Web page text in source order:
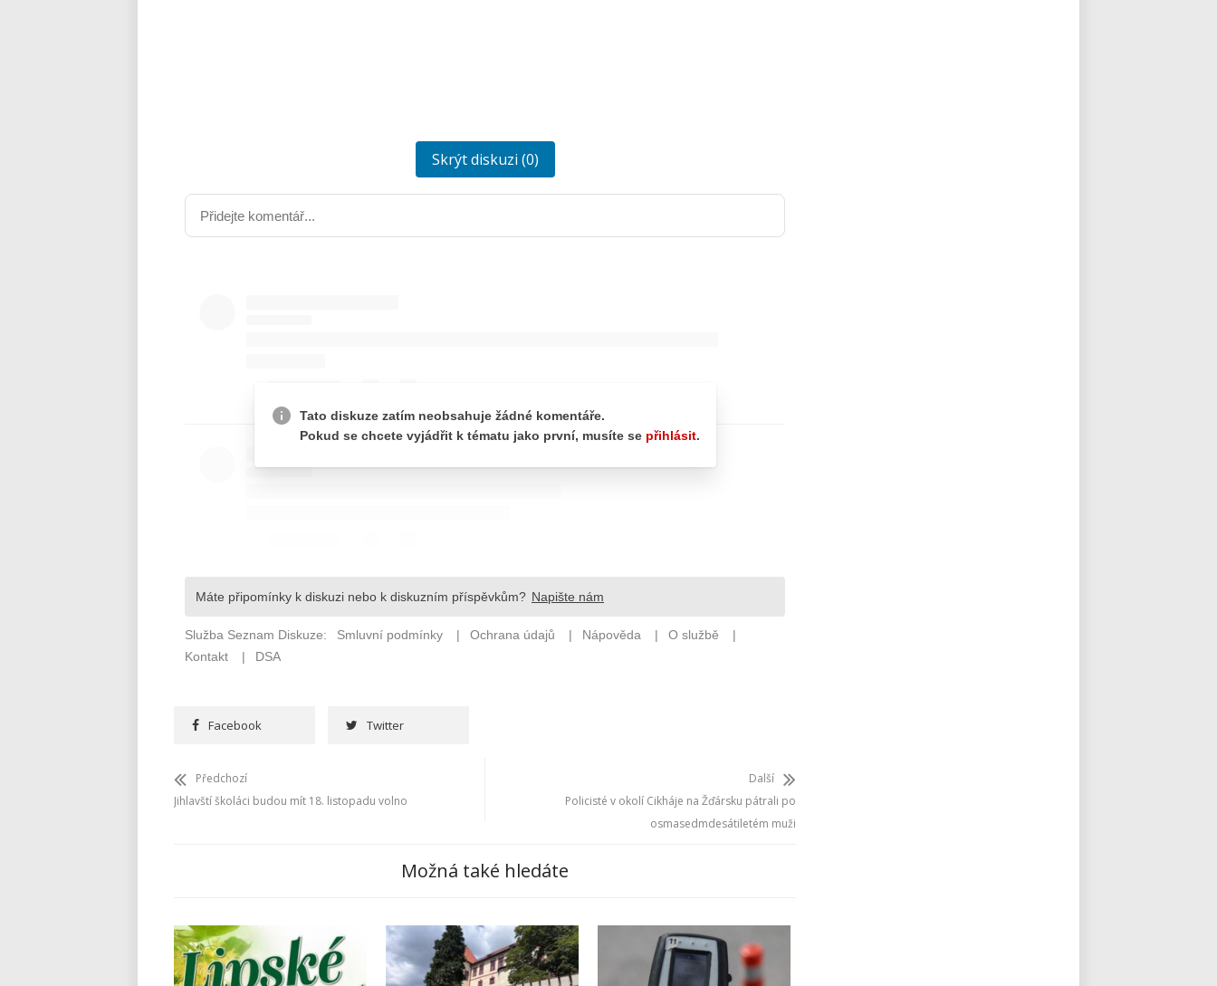
Skrýt diskuzi (0)
Facebook Twitter
Předchozí
Jihlavští školáci budou mít 18. listopadu volno
Další
Policisté v okolí Cikháje na Žďársku pátrali po
osmasedmdesátiletém muži
Možná také hledáte